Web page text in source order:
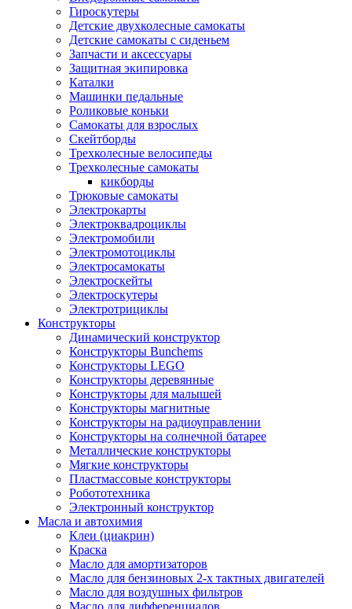
Гироскутеры
Детские двухколесные самокаты
Детские самокаты с сиденьем
Запчасти и аксессуары
Защитная экипировка
Каталки
Машинки педальные
Роликовые коньки
Самокаты для взрослых
Скейтборды
Трехколесные велосипеды
Трехколесные самокаты
кикборды
Трюковые самокаты
Электрокарты
Электроквадроциклы
Электромобили
Электромотоциклы
Электросамокаты
Электроскейты
Электроскутеры
Электротрициклы
Конструкторы
Динамический конструктор
Конструкторы Bunchems
Конструкторы LEGO
Конструкторы деревянные
Конструкторы для малышей
Конструкторы магнитные
Конструкторы на радиоуправлении
Конструкторы на солнечной батарее
Металлические конструкторы
Мягкие конструкторы
Пластмассовые конструкторы
Робототехника
Электронный конструктор
Масла и автохимия
Клеи (циакрин)
Краска
Масло для амортизаторов
Масло для бензиновых 2-х тактных двигателей
Масло для воздушных фильтров
Масло для дифференциалов